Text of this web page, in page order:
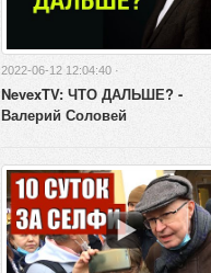
2022-06-12 12:04:40 ·
NevexTV: ЧТО ДАЛЬШЕ? -
Валерий Соловей